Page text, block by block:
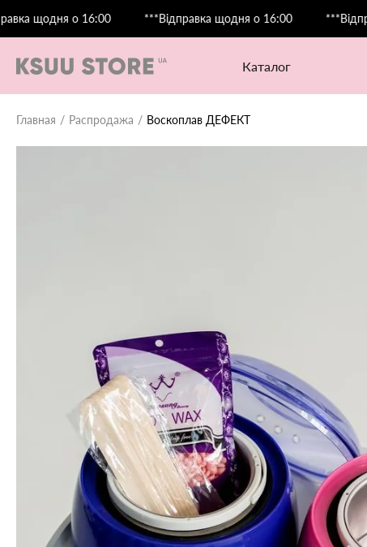
о 16:00 ***Відправка щодня о 16:00 ***Відправка
каталог
Главная Распродажа Воскоплав ДЕФЕКТ